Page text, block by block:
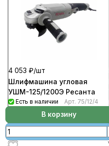
4 053 ₽/шт
Шлифмашина угловая
УШМ-125/1200Э Ресанта
Есть в наличии Арт. 75/12/4
В корзину